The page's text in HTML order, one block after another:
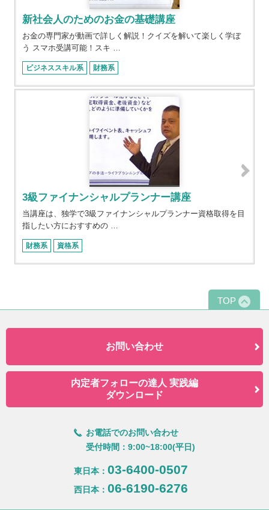
新社会人のためのお金の基礎講座
お金の専門家が動画で詳しく解説！クイズを解いて楽しく学ぼ
う スマホ受講可能！スキ …
ビジネススキル系 財務系
3級ファイナンシャルプランナー講座
当講座は、独学で3級ファイナンシャルプランナー資格取得を目
指したい方におすすめの …
財務系 資格系
TOP
お問い合わせ
内定者フォローの達人 実践編
ダウンロード
お電話でのお問い合わせ
受付時間：9:00~18:00(平日)
東日本： 03-6400-0507
西日本： 06-6190-6276